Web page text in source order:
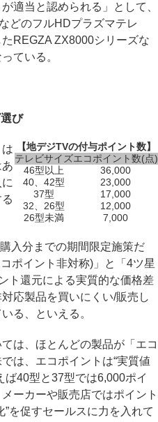
適当と認められる」として、
どのフルHDプラズマテレ
REGZA ZX8000シリーズな
ている。
び
【地デジTVの付与ポイント数】
テレビサイズエコポイント数(点)
46型以上
36,000
40、42型
23,000
37型
17,000
32、26型
12,000
26型未満
7,000
入分までの期間限定施策だ
ポイント非対称)」と「4ツ星
ト還元による実質的な価格差
応製品を買いにくい/販売し
る、といえる。
は、ほとんどの製品が「エコ
は、エコポイントは“実質値
ば40型と37型では6,000ポイ
ーカーや販売店ではポイント
を促すセールスに力を入れて